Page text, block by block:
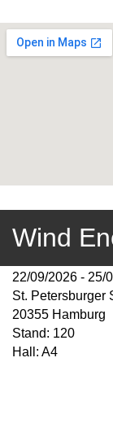
Wind
22/09/2026 - 25/
St. Petersburger
20355 Hamburg
Stand: 120
Hall: A4